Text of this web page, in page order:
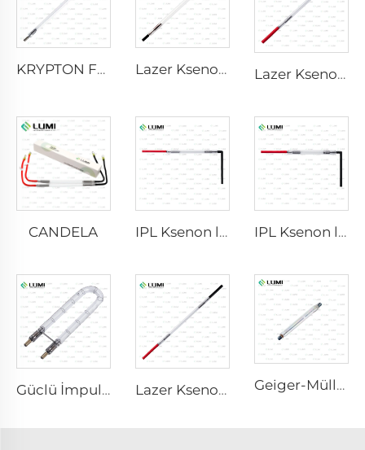
KRYPTON FLASH Lazer Ksenon Lampası L2741 – 7×100×167 mm Lazer Ksenon Lampa L2021-7×65×130 mm
CANDELA IPL Ksenon lampası P1621 – 7×50×105 mm IPL Ksenon lampası P1491 – 9×45×95 mm
Güclü İmpuls Bakterisid Lampa L1890U – 9×40×140U mm Lazer Ksenon lampası L2421-7×85×150 mm Geiger-Müller M4011